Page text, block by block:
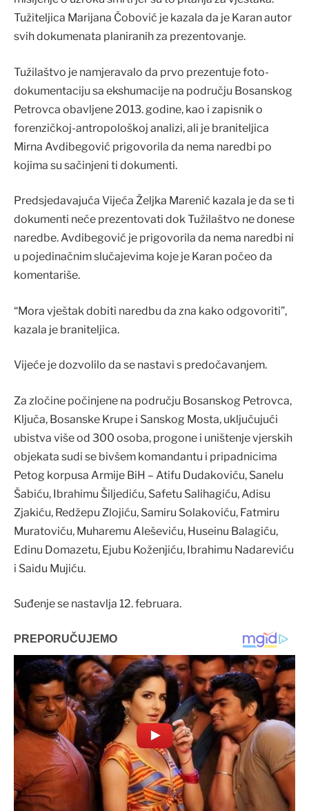
Tužiteljica Marijana Čobović je kazala da je Karan autor
svih dokumenata planiranih za prezentovanje.
Tužilaštvo je namjeravalo da prvo prezentuje foto-
dokumentaciju sa ekshumacije na području Bosanskog
Petrovca obavljene 2013. godine, kao i zapisnik o
forenzičkoj-antropološkoj analizi, ali je braniteljica
Mirna Avdibegović prigovorila da nema naredbi po
kojima su sačinjeni ti dokumenti.
Predsjedavajuća Vijeća Željka Marenić kazala je da se ti
dokumenti neće prezentovati dok Tužilaštvo ne donese
naredbe. Avdibegović je prigovorila da nema naredbi ni
u pojedinačnim slučajevima koje je Karan počeo da
komentariše.
“Mora vještak dobiti naredbu da zna kako odgovoriti”,
kazala je braniteljica.
Vijeće je dozvolilo da se nastavi s predočavanjem.
Za zločine počinjene na području Bosanskog Petrovca,
Ključa, Bosanske Krupe i Sanskog Mosta, uključujući
ubistva više od 300 osoba, progone i uništenje vjerskih
objekata sudi se bivšem komandantu i pripadnicima
Petog korpusa Armije BiH – Atifu Dudakoviću, Sanelu
Šabiću, Ibrahimu Šiljediću, Safetu Salihagiću, Adisu
Zjakiću, Redžepu Zlojiću, Samiru Solakoviću, Fatmiru
Muratoviću, Muharemu Aleševiću, Huseinu Balagiću,
Edinu Domazetu, Ejubu Koženjiću, Ibrahimu Nadareviću
i Saidu Mujiću.
Suđenje se nastavlja 12. februara.